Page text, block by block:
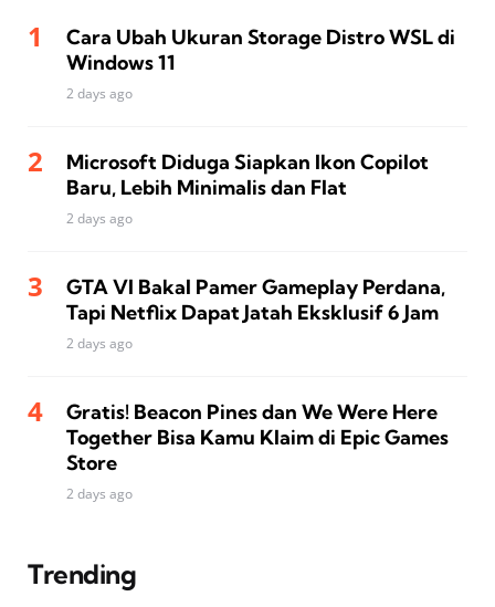
Cara Ubah Ukuran Storage Distro WSL di
Windows 11
2 days ago
Microsoft Diduga Siapkan Ikon Copilot
Baru, Lebih Minimalis dan Flat
2 days ago
GTA VI Bakal Pamer Gameplay Perdana,
Tapi Netflix Dapat Jatah Eksklusif 6 Jam
2 days ago
Gratis! Beacon Pines dan We Were Here
Together Bisa Kamu Klaim di Epic Games
Store
2 days ago
Trending